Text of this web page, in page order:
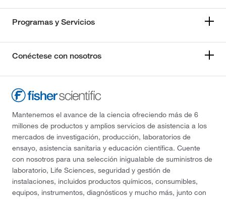
Programas y Servicios
Conéctese con nosotros
Mantenemos el avance de la ciencia ofreciendo más de 6
millones de productos y amplios servicios de asistencia a los
mercados de investigación, producción, laboratorios de
ensayo, asistencia sanitaria y educación científica. Cuente
con nosotros para una selección inigualable de suministros de
laboratorio, Life Sciences, seguridad y gestión de
instalaciones, incluidos productos químicos, consumibles,
equipos, instrumentos, diagnósticos y mucho más, junto con